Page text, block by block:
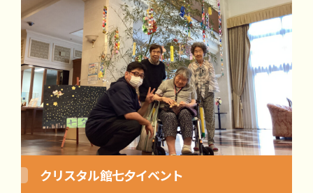
クリスタル館七夕イベント